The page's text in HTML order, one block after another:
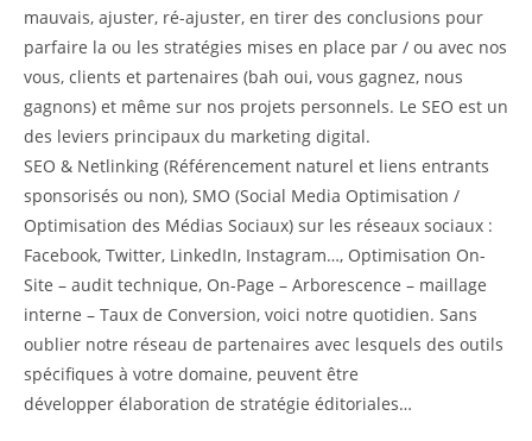
mauvais, ajuster, ré-ajuster, en tirer des conclusions pour
parfaire la ou les stratégies mises en place par / ou avec nos
vous, clients et partenaires (bah oui, vous gagnez, nous
gagnons) et même sur nos projets personnels. Le SEO est un
des leviers principaux du marketing digital.
SEO & Netlinking (Référencement naturel et liens entrants
sponsorisés ou non), SMO (Social Media Optimisation /
Optimisation des Médias Sociaux) sur les réseaux sociaux :
Facebook, Twitter, LinkedIn, Instagram…, Optimisation On-
Site – audit technique, On-Page – Arborescence – maillage
interne – Taux de Conversion, voici notre quotidien. Sans
oublier notre réseau de partenaires avec lesquels des outils
spécifiques à votre domaine, peuvent être
développer élaboration de stratégie éditoriales…